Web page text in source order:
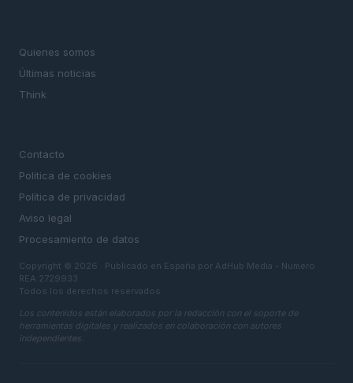
Quienes somos
Últimas noticias
Think
Contacto
Politica de cookies
Política de privacidad
Aviso legal
Procesamiento de datos
Copyright © 2026 · Publicado en España por AdHub Media - Numero
REA 2729933
Todos los derechos reservados
Los contenidos están elaborados por la redacción con el soporte de
herramientas digitales y realizados en colaboración con autores
independientes.